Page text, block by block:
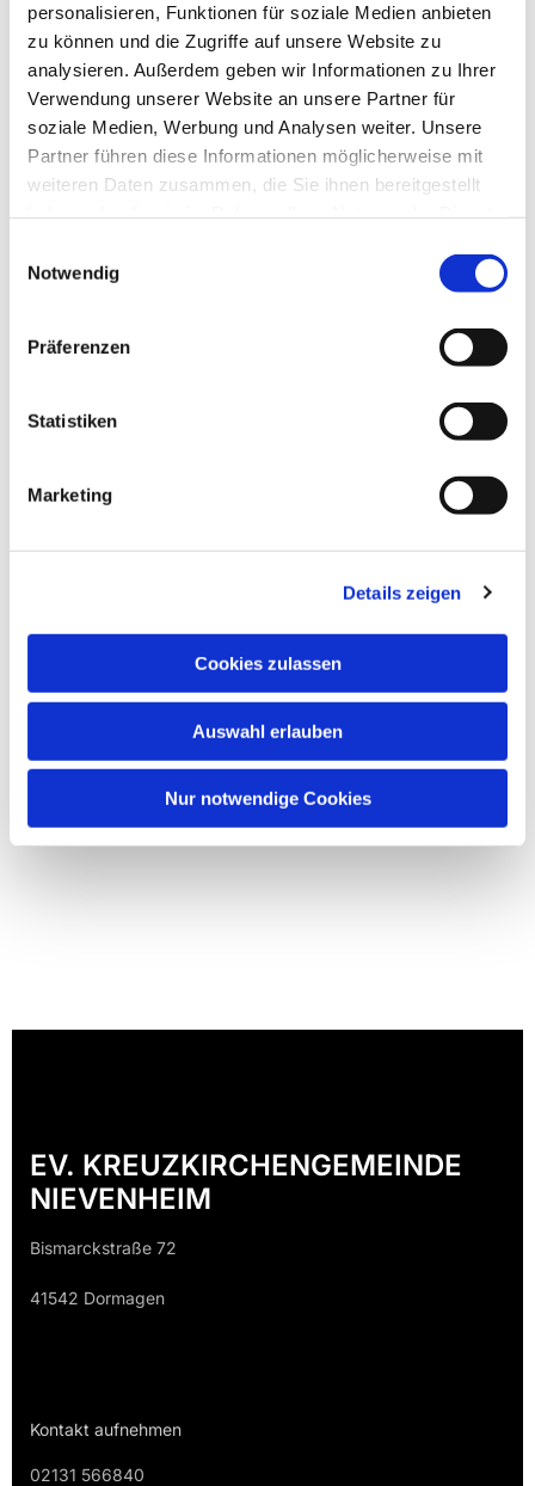
personalisieren, Funktionen für soziale Medien anbieten
zu können und die Zugriffe auf unsere Website zu
analysieren. Außerdem geben wir Informationen zu Ihrer
Verwendung unserer Website an unsere Partner für
soziale Medien, Werbung und Analysen weiter. Unsere
Partner führen diese Informationen möglicherweise mit
weiteren Daten zusammen, die Sie ihnen bereitgestellt
Notwendig
Präferenzen
Statistiken
Marketing
Details zeigen
Cookies zulassen
Auswahl erlauben
Nur notwendige Cookies
Dies könnte Sie auch
EV. KREUZKIRCHENGEMEINDE
NIEVENHEIM
Bismarckstraße 72
41542 Dormagen
Kontakt aufnehmen
02131 566840